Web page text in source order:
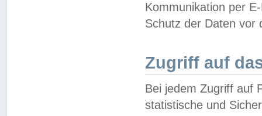
Kommunikation per
Schutz der Daten vor
Zugriff auf
Bei jedem Zugriff auf
statistische und